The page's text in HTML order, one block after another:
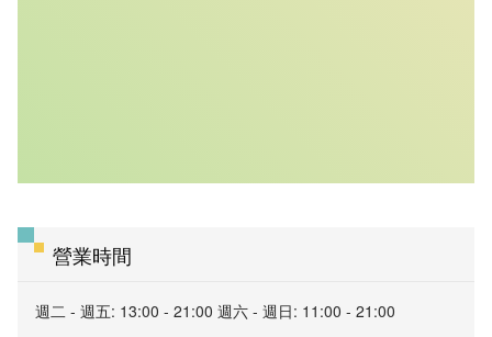
營業時間
週二 - 週五: 13:00 - 21:00 週六 - 週日: 11:00 - 21:00